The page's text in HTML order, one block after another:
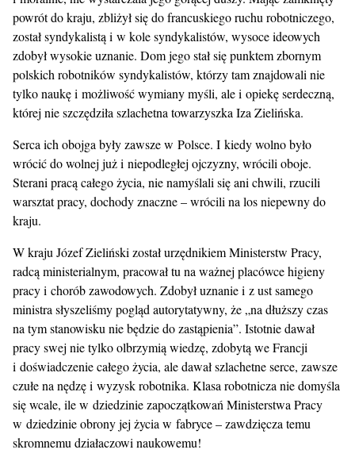
powrót do kraju, zbliżył się do francuskiego ruchu robotniczego,
został syndykalistą i w kole syndykalistów, wysoce ideowych
zdobył wysokie uznanie. Dom jego stał się punktem zbornym
polskich robotników syndykalistów, którzy tam znajdowali nie
tylko naukę i możliwość wymiany myśli, ale i opiekę serdeczną,
której nie szczędziła szlachetna towarzyszka Iza Zielińska.
Serca ich obojga były zawsze w Polsce. I kiedy wolno było
wrócić do wolnej już i niepodległej ojczyzny, wrócili oboje.
Sterani pracą całego życia, nie namyślali się ani chwili, rzucili
warsztat pracy, dochody znaczne – wrócili na los niepewny do
kraju.
W kraju Józef Zieliński został urzędnikiem Ministerstw Pracy,
radcą ministerialnym, pracował tu na ważnej placówce higieny
pracy i chorób zawodowych. Zdobył uznanie i z ust samego
ministra słyszeliśmy pogląd autorytatywny, że „na dłuższy czas
na tym stanowisku nie będzie do zastąpienia”. Istotnie dawał
pracy swej nie tylko olbrzymią wiedzę, zdobytą we Francji
i doświadczenie całego życia, ale dawał szlachetne serce, zawsze
czułe na nędzę i wyzysk robotnika. Klasa robotnicza nie domyśla
się wcale, ile w dziedzinie zapoczątkowań Ministerstwa Pracy
w dziedzinie obrony jej życia w fabryce – zawdzięcza temu
skromnemu działaczowi naukowemu!